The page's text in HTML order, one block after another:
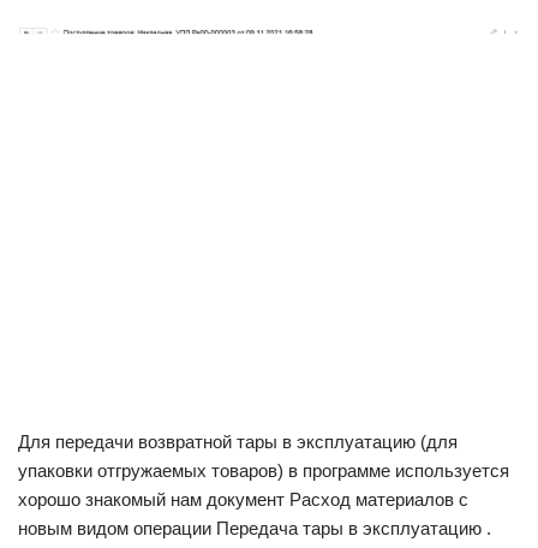
Для передачи возвратной тары в эксплуатацию (для
упаковки отгружаемых товаров) в программе используется
хорошо знакомый нам документ Расход материалов с
новым видом операции Передача тары в эксплуатацию .